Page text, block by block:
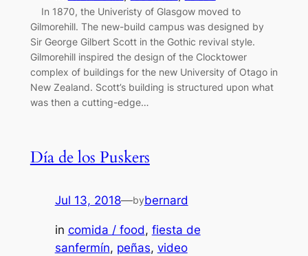
In 1870, the Univeristy of Glasgow moved to
Gilmorehill. The new-build campus was designed by
Sir George Gilbert Scott in the Gothic revival style.
Gilmorehill inspired the design of the Clocktower
complex of buildings for the new University of Otago in
New Zealand. Scott’s building is structured upon what
was then a cutting-edge…
Día de los Puskers
Jul 13, 2018—bybernard
in comida / food, fiesta de
sanfermín, peñas, video